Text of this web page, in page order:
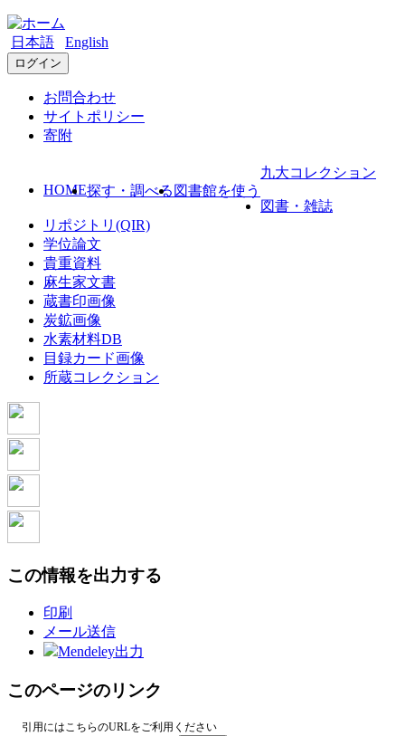
日本語 English
ログイン
お問合わせ
サイトポリシー
寄附
HOME探す・調べる 図書館を使う
九大コレクション
図書・雑誌
リポジトリ(QIR)
学位論文
貴重資料
麻生家文書
蔵書印画像
炭鉱画像
水素材料DB
目録カード画像
所蔵コレクション
この情報を出力する
印刷
メール送信
Mendeley出力
このページのリンク
引用にはこちらのURLをご利用ください